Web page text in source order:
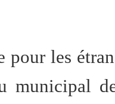
pour les
municipal